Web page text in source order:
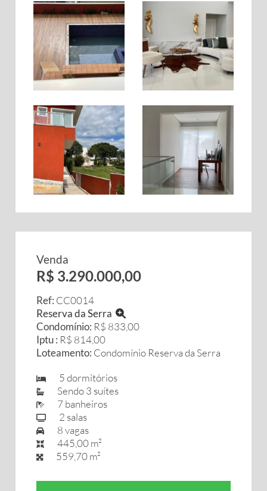
Venda
R$ 3.290.000,00
Ref: CC0014
Reserva da Serra
Condomínio: R$ 833,00
Iptu : R$ 814,00
Loteamento: Condomínio Reserva da Serra
5 dormitórios
Sendo 3 suítes
7 banheiros
2 salas
8 vagas
445,00 m²
559,70 m²